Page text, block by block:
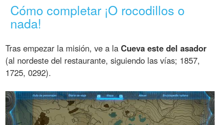
Cómo completar ¡O rocodillos o
nada!
Tras empezar la misión, ve a laCueva este del asador
(al nordeste del restaurante, siguiendo las vías; 1857,
1725, 0292).